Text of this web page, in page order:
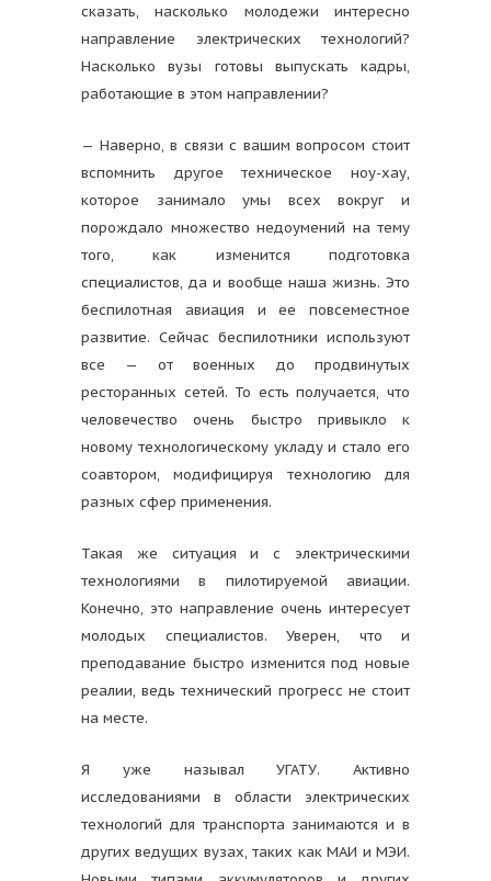
сказать, насколько молодежи интересно
направление электрических технологий?
Насколько вузы готовы выпускать кадры,
работающие в этом направлении?
— Наверно, в связи с вашим вопросом стоит
вспомнить другое техническое ноу-хау,
которое занимало умы всех вокруг и
порождало множество недоумений на тему
того, как изменится подготовка
специалистов, да и вообще наша жизнь. Это
беспилотная авиация и ее повсеместное
развитие. Сейчас беспилотники используют
все — от военных до продвинутых
ресторанных сетей. То есть получается, что
человечество очень быстро привыкло к
новому технологическому укладу и стало его
соавтором, модифицируя технологию для
разных сфер применения.
Такая же ситуация и с электрическими
технологиями в пилотируемой авиации.
Конечно, это направление очень интересует
молодых специалистов. Уверен, что и
преподавание быстро изменится под новые
реалии, ведь технический прогресс не стоит
на месте.
Я уже называл УГАТУ. Активно
исследованиями в области электрических
технологий для транспорта занимаются и в
других ведущих вузах, таких как МАИ и МЭИ.